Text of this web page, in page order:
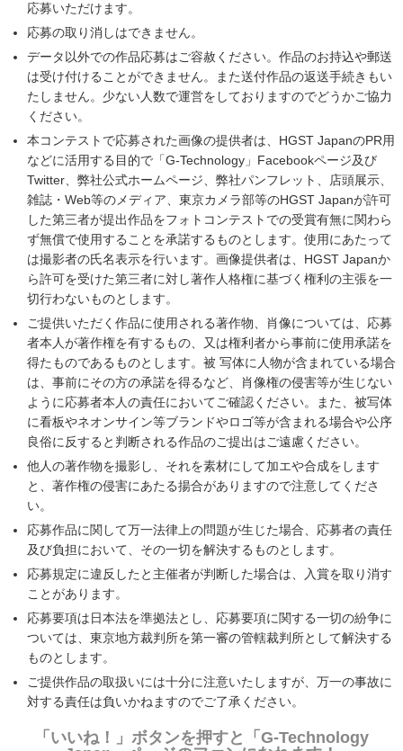
応募いただけます。
応募の取り消しはできません。
データ以外での作品応募はご容赦ください。作品のお持込や郵送
は受け付けることができません。また送付作品の返送手続きもい
たしません。少ない人数で運営をしておりますのでどうかご協力
ください。
本コンテストで応募された画像の提供者は、HGST JapanのPR用
などに活用する目的で「G-Technology」Facebookページ及び
Twitter、弊社公式ホームページ、弊社パンフレット、店頭展示、
雑誌・Web等のメディア、東京カメラ部等のHGST Japanが許可
した第三者が提出作品をフォトコンテストでの受賞有無に関わら
ず無償で使用することを承諾するものとします。使用にあたって
は撮影者の氏名表示を行います。画像提供者は、HGST Japanか
ら許可を受けた第三者に対し著作人格権に基づく権利の主張を一
切行わないものとします。
ご提供いただく作品に使用される著作物、肖像については、応募
者本人が著作権を有するもの、又は権利者から事前に使用承諾を
得たものであるものとします。被 写体に人物が含まれている場合
は、事前にその方の承諾を得るなど、肖像権の侵害等が生じない
ように応募者本人の責任においてご確認ください。また、被写体
に看板やネオンサイン等ブランドやロゴ等が含まれる場合や公序
良俗に反すると判断される作品のご提出はご遠慮ください。
他人の著作物を撮影し、それを素材にして加エや合成をします
と、著作権の侵害にあたる揚合がありますので注意してくださ
い。
応募作品に関して万一法律上の問題が生じた場合、応募者の責任
及び負担において、その一切を解決するものとします。
応募規定に違反したと主催者が判断した場合は、入賞を取り消す
ことがあります。
応募要項は日本法を準拠法とし、応募要項に関する一切の紛争に
ついては、東京地方裁判所を第一審の管轄裁判所として解決する
ものとします。
ご提供作品の取扱いには十分に注意いたしますが、万一の事故に
対する責任は負いかねますのでご了承ください。
「いいね！」ボタンを押すと「G-Technology